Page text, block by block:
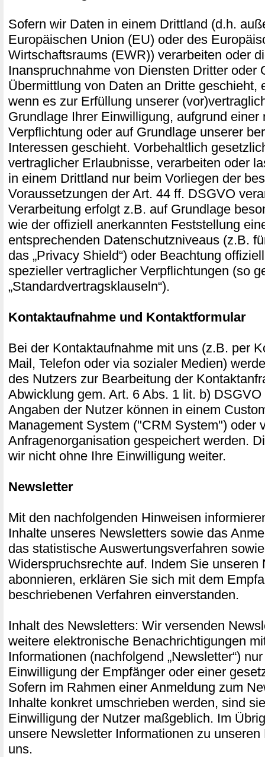
Sofern wir Daten in einem Drittland (d.h.
Europäischen Union (EU) oder des
Wirtschaftsraums (EWR)) verarbeiten oder
Inanspruchnahme von Diensten Dritter oder
Übermittlung von Daten an Dritte geschieht,
wenn es zur Erfüllung unserer
Grundlage Ihrer Einwilligung, aufgrund einer
Verpflichtung oder auf Grundlage unserer
Interessen geschieht. Vorbehaltlich
vertraglicher Erlaubnisse, verarbeiten oder
in einem Drittland nur beim Vorliegen der
Voraussetzungen der Art. 44 ff. DSGVO
Verarbeitung erfolgt z.B. auf Grundlage
wie der offiziell anerkannten Feststellung
entsprechenden Datenschutzniveaus (z.B.
das „Privacy Shield“) oder Beachtung
spezieller vertraglicher Verpflichtungen (so
„Standardvertragsklauseln“).
Kontaktaufnahme und Kontaktformular
Bei der Kontaktaufnahme mit uns (z.B. per
Mail, Telefon oder via sozialer Medien)
des Nutzers zur Bearbeitung der
Abwicklung gem. Art. 6 Abs. 1 lit. b)
Angaben der Nutzer können in einem
Management System ("CRM System") oder
Anfragenorganisation gespeichert werden.
wir nicht ohne Ihre Einwilligung weiter.
Newsletter
Mit den nachfolgenden Hinweisen
Inhalte unseres Newsletters sowie das
das statistische Auswertungsverfahren
Widerspruchsrechte auf. Indem Sie unseren
abonnieren, erklären Sie sich mit dem
beschriebenen Verfahren einverstanden.
Inhalt des Newsletters: Wir versenden
weitere elektronische Benachrichtigungen
Informationen (nachfolgend „Newsletter“)
Einwilligung der Empfänger oder einer
Sofern im Rahmen einer Anmeldung zum
Inhalte konkret umschrieben werden, sind
Einwilligung der Nutzer maßgeblich. Im
unsere Newsletter Informationen zu
uns.